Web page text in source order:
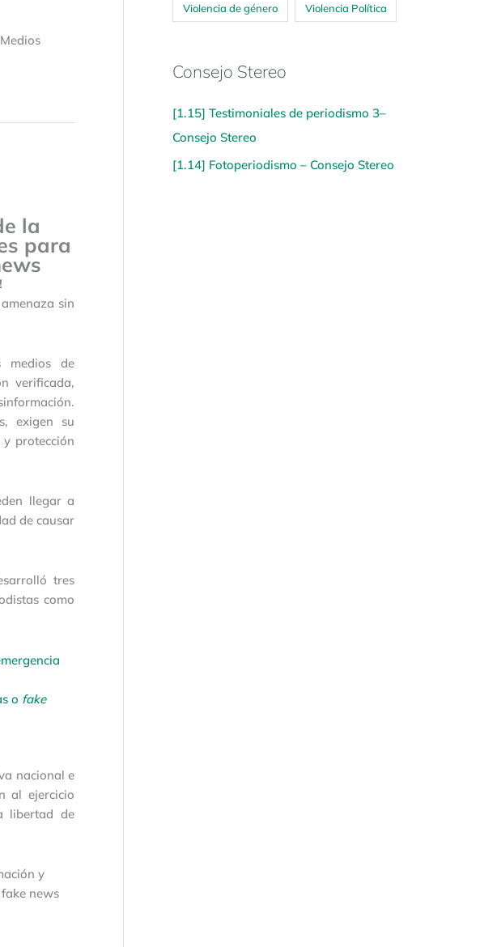
la
para
sin
medios de
verificada,
exigen su
protección
llegar a
de causar
tres
como
o fake
nacional e
al ejercicio
libertad de
y
news
Violencia de género Violencia Política
Consejo Stereo
[1.15] Testimoniales de periodismo 3–
Consejo Stereo
[1.14] Fotoperiodismo – Consejo Stereo